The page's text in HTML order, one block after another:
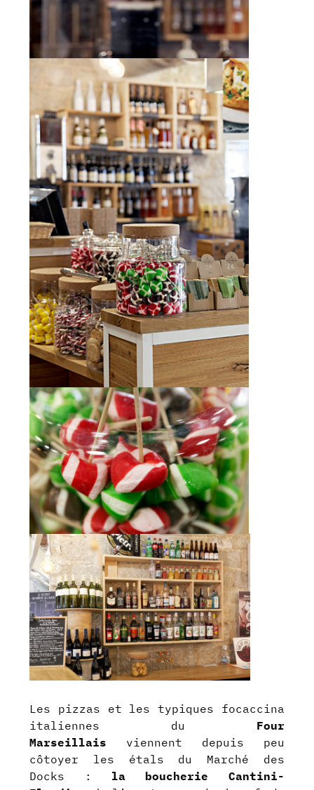
Les pizzas et les typiques focaccina
italiennes du Four
Marseillais viennent depuis peu
côtoyer les étals du Marché des
Docks : la boucherie Cantini-